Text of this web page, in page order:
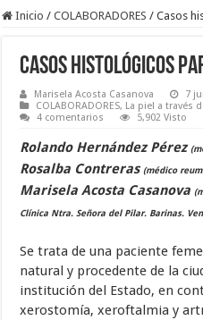
Inicio / COLABORADORES / Casos
Casos histológicos
Marisela Acosta Casanova
7
COLABORADORES, La piel a través
4 comentarios
5,902 Visto
Rolando Hernández Pérez
Rosalba Contreras(médico
Marisela Acosta Casanova
Clínica Ntra. Señora del Pilar. Barinas.
Se trata de una paciente
natural y procedente de la
institución del Estado, en
xerostomía, xeroftalmia y